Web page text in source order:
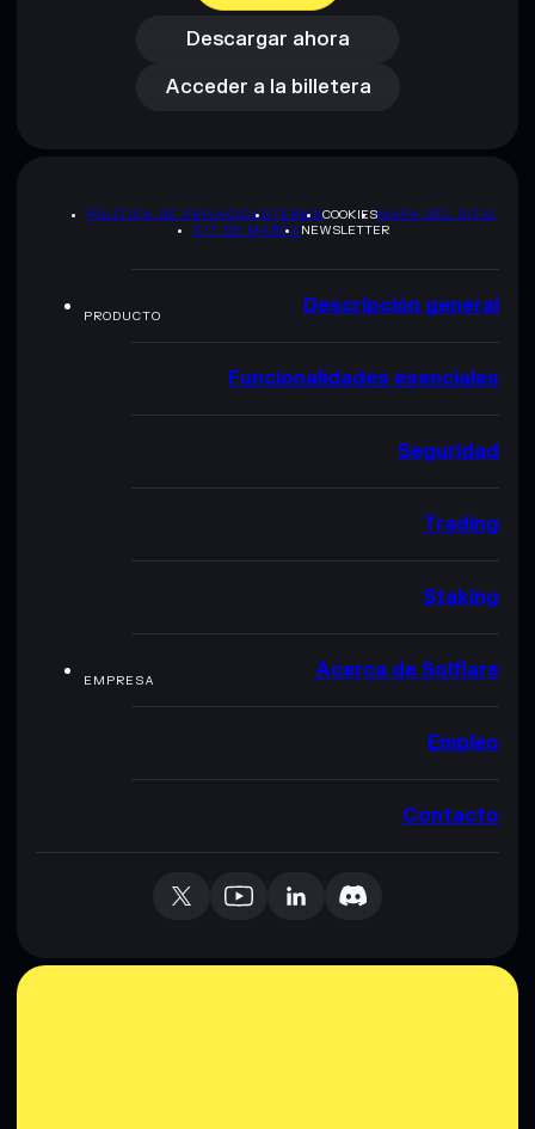
Descargar ahora
Acceder a la billetera
Acceder a la billetera
POLÍTICA DE PRIVACIDADTERMSCOOKIESMAPA DEL SITIO
KIT DE MARCA NEWSLETTER
PRODUCTO Descripción general
Funcionalidades esenciales
Seguridad
Trading
Staking
EMPRESA Acerca de Solflare
Empleo
Contacto